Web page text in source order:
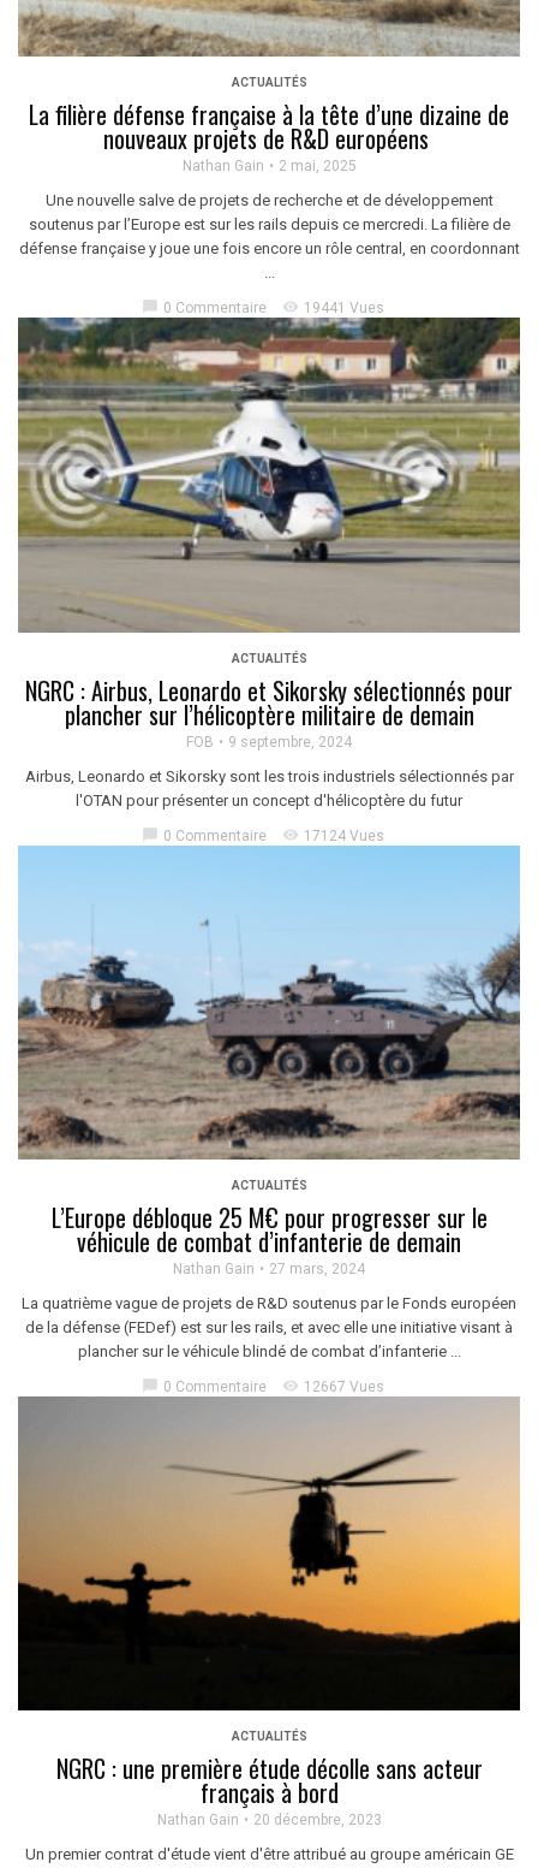
ACTUALITÉS
La filière défense française à la tête d’une dizaine de
nouveaux projets de R&D européens
Nathan Gain 2 mai, 2025
Une nouvelle salve de projets de recherche et de développement
soutenus par l’Europe est sur les rails depuis ce mercredi. La filière de
défense française y joue une fois encore un rôle central, en coordonnant
...
chat_bubble 0 Commentaire visibility 19441 Vues
ACTUALITÉS
NGRC : Airbus, Leonardo et Sikorsky sélectionnés pour
plancher sur l’hélicoptère militaire de demain
FOB 9 septembre, 2024
Airbus, Leonardo et Sikorsky sont les trois industriels sélectionnés par
l'OTAN pour présenter un concept d'hélicoptère du futur
0 Commentaire visibility 17124 Vues
ACTUALITÉS
L’Europe débloque 25 M€ pour progresser sur le
véhicule de combat d’infanterie de demain
Nathan Gain 27 mars, 2024
La quatrième vague de projets de R&D soutenus par le Fonds européen
de la défense (FEDef) est sur les rails, et avec elle une initiative visant à
plancher sur le véhicule blindé de combat d’infanterie ...
0 Commentaire visibility 12667 Vues
ACTUALITÉS
NGRC : une première étude décolle sans acteur
français à bord
Nathan Gain 20 décembre, 2023
Un premier contrat d'étude vient d'être attribué au groupe américain GE